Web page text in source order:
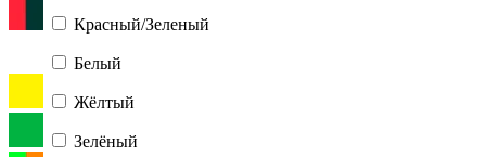
Красный/Зеленый
Белый
Жёлтый
Зелёный